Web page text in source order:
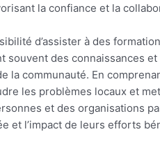
la confiance et la
d’assister à des
souvent des connaissances
communauté. En
les problèmes locaux et
et des organisations
et l’impact de leurs efforts